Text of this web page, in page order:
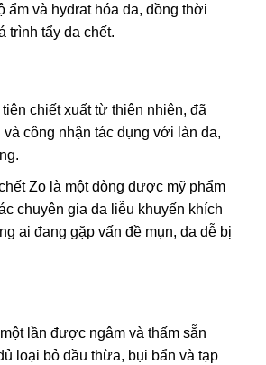
ẩm và hydrat hóa da, đồng thời
trình tẩy da chết.
chiết xuất từ thiên nhiên, đã
công nhận tác dụng với làn da,
Zo là một dòng dược mỹ phẩm
chuyên gia da liễu khuyến khích
ai đang gặp vấn đề mụn, da dễ bị
lần được ngâm và thấm sẵn
loại bỏ dầu thừa, bụi bẩn và tạp